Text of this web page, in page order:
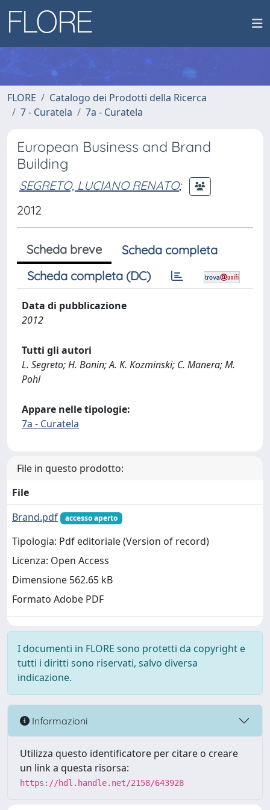
FLORE
Catalogo dei Prodotti della Ricerca
7 - Curatela
7a - Curatela
European Business and Brand
Building
SEGRETO, LUCIANO RENATO;
2012
Scheda breve
Scheda completa
Scheda completa (DC)
Data di pubblicazione
2012
Tutti gli autori
L. Segreto; H. Bonin; A. K. Kozminski; C. Manera; M.
Pohl
Appare nelle tipologie:
7a - Curatela
File in questo prodotto:
File
Brand.pdf
accesso aperto
Tipologia: Pdf editoriale (Version of record)
Licenza: Open Access
Dimensione 562.65 kB
Formato Adobe PDF
I documenti in FLORE sono protetti da copyright e
tutti i diritti sono riservati, salvo diversa
indicazione.
Informazioni
Utilizza questo identificatore per citare o creare
un link a questa risorsa:
https://hdl.handle.net/2158/643928